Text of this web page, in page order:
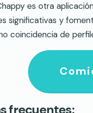
es otra
significativas y
coincidencia de